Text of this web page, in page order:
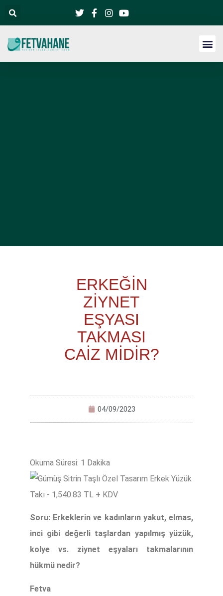
ERKEĞİN
ZİYNET
EŞYASI
TAKMASI
CAİZ MİDİR?
04/09/2023
Soru: Erkeklerin ve kadınların yakut, elmas,
inci gibi değerli taşlardan yapılmış yüzük,
kolye vs. ziynet eşyaları takmalarının
hükmü nedir?
Fetva